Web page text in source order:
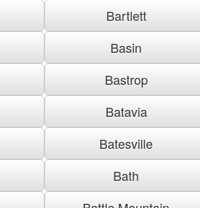
Bartlett
Basin
Bastrop
Batavia
Batesville
Bath